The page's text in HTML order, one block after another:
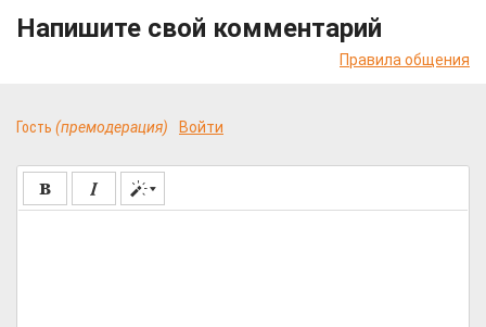
Напишите свой комментарий
Правила общения
Гость (премодерация) Войти